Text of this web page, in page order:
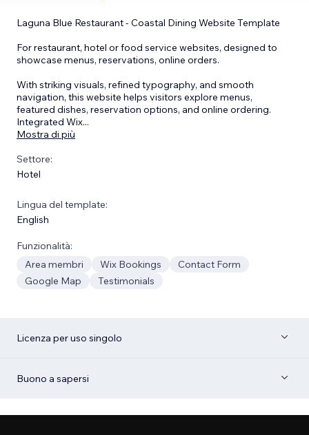
Laguna Blue Restaurant - Coastal Dining Website Template
For restaurant, hotel or food service websites, designed to
showcase menus, reservations, online orders.
With striking visuals, refined typography, and smooth
navigation, this website helps visitors explore menus,
featured dishes, reservation options, and online ordering.
Integrated Wix...
Mostra di più
Settore:
Hotel
Lingua del template:
English
Funzionalità:
Area membri
Wix Bookings
Contact Form
Google Map
Testimonials
Licenza per uso singolo
Buono a sapersi